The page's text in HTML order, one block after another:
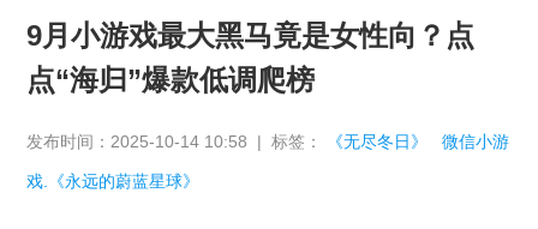
9月小游戏最大黑马竟是女性向？点
点“海归”爆款低调爬榜
发布时间：2025-10-14 10:58 | 标签： 《无尽冬日》 微信小游
戏.《永远的蔚蓝星球》